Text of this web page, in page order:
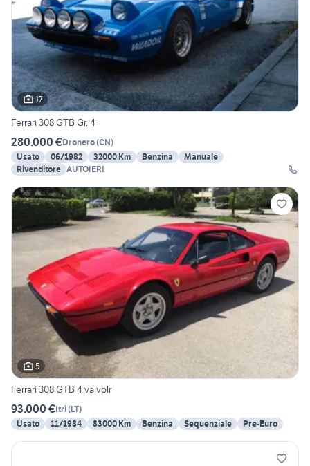
17
Ferrari 308 GTB Gr. 4
280.000 €Dronero(CN)
Usato
06/1982 32000 Km Benzina
Manuale
Rivenditore AUTOIERI
5
Ferrari 308 GTB 4 valvolr
93.000 €Itri(LT)
Usato
11/1984 83000 Km Benzina Sequenziale Pre-Euro